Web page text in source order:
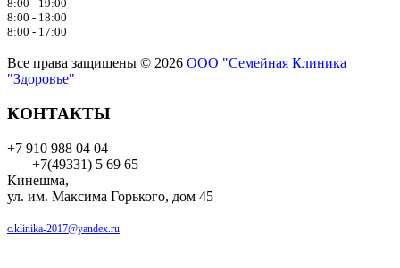
8:00 - 19:00
8:00 - 18:00
8:00 - 17:00
Все права защищены © 2026 ООО "Семейная Клиника
"Здоровье"
КОНТАКТЫ
+7 910 988 04 04
+7(49331) 5 69 65
Кинешма,
ул. им. Максима Горького, дом 45
c.klinika-2017@yandex.ru